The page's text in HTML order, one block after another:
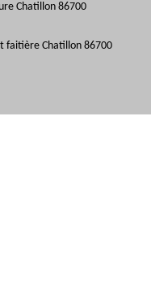
Chatillon 86700
faitière Chatillon 86700